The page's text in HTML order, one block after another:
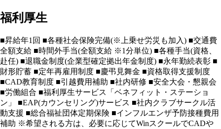
福利厚生
■昇給年1回 ■各種社会保険完備(※上乗せ労災も加入) ■交通費
全額支給 ■時間外手当(全額支給 ※1分単位) ■各種手当(資格、
赴任) ■退職金制度(企業型確定拠出年金制度) ■永年勤続表彰 ■
財形貯蓄 ■定年再雇用制度 ■慶弔見舞金 ■資格取得支援制度
■CAD教育制度 ■引越費用補助 ■社内研修 ■安全大会・懇親会
■労働組合 ■福利厚生サービス「ベネフィット・ステーショ
ン」 ■EAP(カウンセリング)サービス ■社内クラブサークル活
動支援 ■総合福祉団体定期保険 ■インフルエンザ予防接種費用
補助 ※希望される方は、必要に応じてWinスクールでCADや